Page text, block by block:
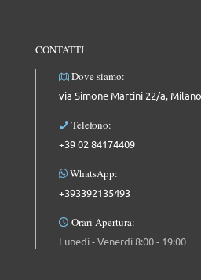
CONTATTI
Dove siamo:
via Simone Martini 22/a, Milano
Telefono:
+39 02 84174409
WhatsApp:
+393392135493
Orari Apertura:
Lunedì - Venerdì 8:00 - 19:00